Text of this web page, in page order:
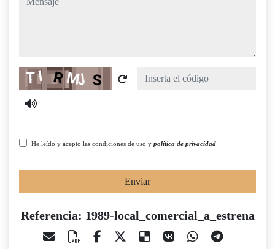
Captcha
He leído y acepto las condiciones de uso y política de privacidad
Enviar
Referencia: 1989-local_comercial_a_estrena